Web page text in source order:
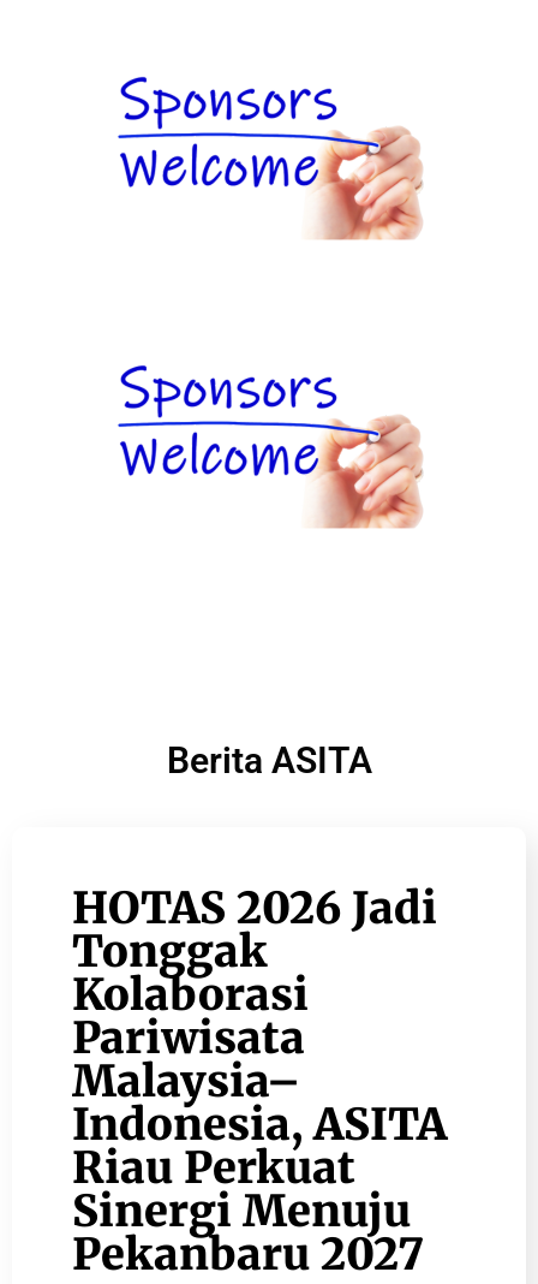
Berita ASITA
HOTAS 2026 Jadi
Tonggak
Kolaborasi
Pariwisata
Malaysia–
Indonesia, ASITA
Riau Perkuat
Sinergi Menuju
Pekanbaru 2027